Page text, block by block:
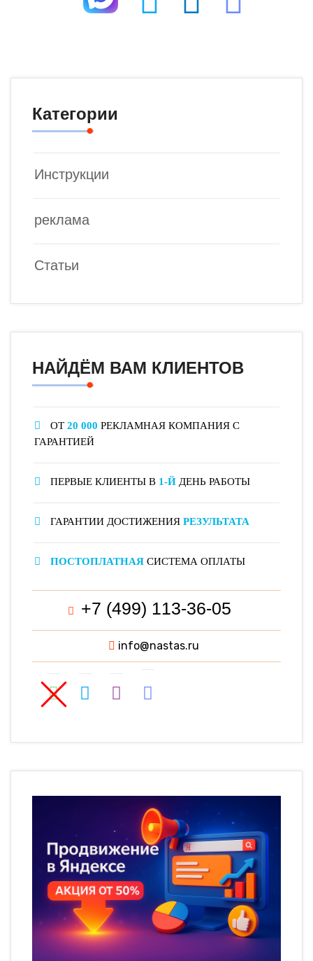
Категории
Инструкции
реклама
Статьи
НАЙДЁМ ВАМ КЛИЕНТОВ
ОТ 20 000 РЕКЛАМНАЯ КОМПАНИЯ С
ГАРАНТИЕЙ
ПЕРВЫЕ КЛИЕНТЫ В 1-Й ДЕНЬ РАБОТЫ
ГАРАНТИИ ДОСТИЖЕНИЯ РЕЗУЛЬТАТА
ПОСТОПЛАТНАЯ СИСТЕМА ОПЛАТЫ
+7 (499) 113-36-05
info@nastas.ru